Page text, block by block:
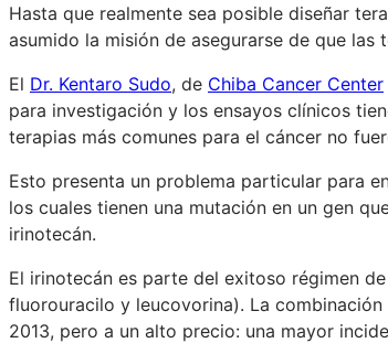
Hasta que realmente sea posible diseñar
asumido la misión de asegurarse de que las
El Dr. Kentaro Sudo, de Chiba Cancer Center
para investigación y los ensayos clínicos
terapias más comunes para el cáncer no
Esto presenta un problema particular para
los cuales tienen una mutación en un gen
irinotecán.
El irinotecán es parte del exitoso régimen
fluorouracilo y leucovorina). La
2013, pero a un alto precio: una mayor